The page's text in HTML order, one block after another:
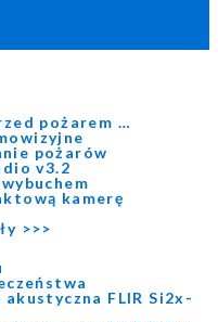
pożarem …
pożarów
v3.2
kamerę
>>>
akustyczna FLIR Si2x-